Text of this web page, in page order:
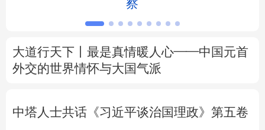
四川 贵州 云南
察
大道行天下丨最是真情暖人心——中国元首
外交的世界情怀与大国气派
中塔人士共话《习近平谈治国理政》第五卷